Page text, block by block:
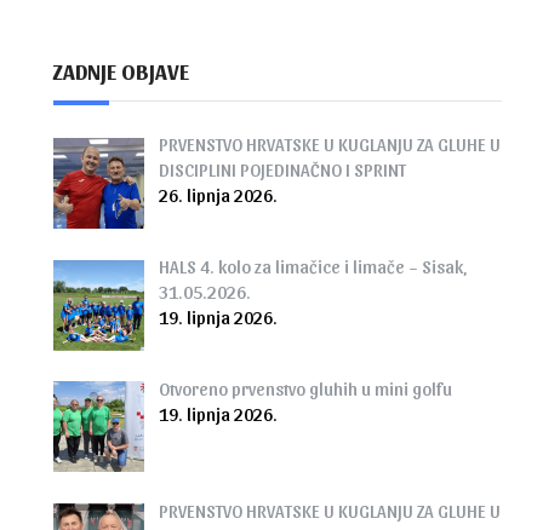
ZADNJE OBJAVE
PRVENSTVO HRVATSKE U KUGLANJU ZA GLUHE U
DISCIPLINI POJEDINAČNO I SPRINT
26. lipnja 2026.
HALS 4. kolo za limačice i limače – Sisak,
31.05.2026.
19. lipnja 2026.
Otvoreno prvenstvo gluhih u mini golfu
19. lipnja 2026.
PRVENSTVO HRVATSKE U KUGLANJU ZA GLUHE U